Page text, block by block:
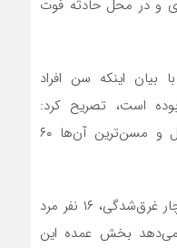
و در محل حادثه فوت
۱۱۵ ایلام با بیان اینکه سن افراد
۱۵ تا ۶۰ سال بوده است، تصریح کرد:
کوچک‌ترین فرد حادثه‌دیده ۱۵ سال و مسن‌ترین آن‌ها ۶۰
ویسی ادامه داد: از مجموع افراد دچار غرق‌شدگی، ۱۶ نفر مرد
بخش عمده این